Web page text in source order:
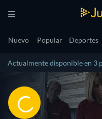
Nuevo Popular Deportes
Actualmente disponible en 3